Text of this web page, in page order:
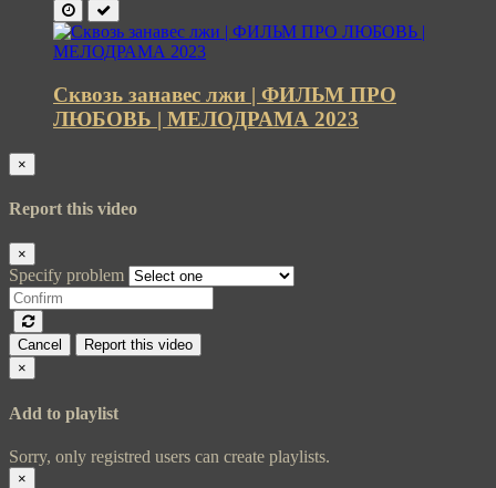
Сквозь занавес лжи | ФИЛЬМ ПРО
ЛЮБОВЬ | МЕЛОДРАМА 2023
×
Report this video
×
Specify problem
Cancel
Report this video
×
Add to playlist
Sorry, only registred users can create playlists.
×